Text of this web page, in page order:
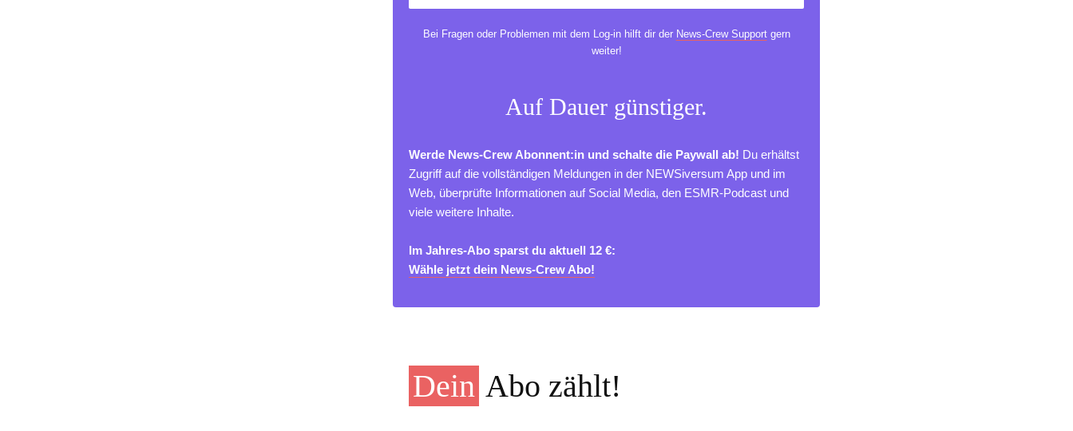
Bei Fragen oder Problemen mit dem Log-in hilft dir der News-Crew Supportgern
weiter!
Auf Dauer günstiger.
Werde News-Crew Abonnent:in und schalte die Paywall ab! Du erhältst
Zugriff auf die vollständigen Meldungen in der NEWSiversum App und im
Web, überprüfte Informationen auf Social Media, den ESMR-Podcast und
viele weitere Inhalte.
Im Jahres-Abo sparst du aktuell 12 €:
Wähle jetzt dein News-Crew Abo!
Dein Abo zählt!